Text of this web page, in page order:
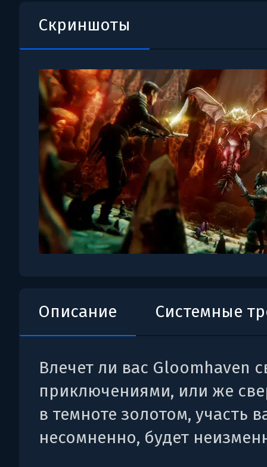
Скриншоты
Описание Системные
Влечет ли вас Gloomhaven
приключениями, или же
в темноте золотом, участь
несомненно, будет